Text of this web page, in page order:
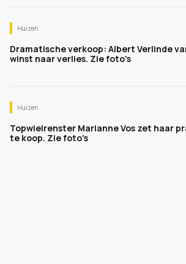
Huizen
Dramatische verkoop: Albert Verlinde
winst naar verlies. Zie foto's
Huizen
Topwielrenster Marianne Vos zet haar
te koop. Zie foto's